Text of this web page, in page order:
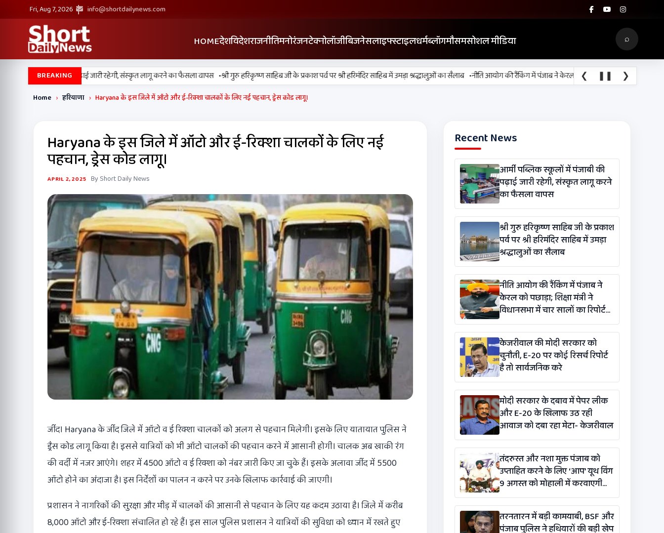
Fri, Aug 7, 2026 info@shortdailynews.com
HOMEदेशविदेशराजनीतिमनोरंजनटेक्नोलॉजीबिजनेसलाइफ्स्टाइलधर्मब्लॉगमौसमसोशल मीडिया ⌕
BREAKING
स्कूलों में पंजाबी की पढ़ाई जारी रहेगी, संस्कृत लागू करने का फैसला वापस •श्री गुरु हरिकृष्ण साहिब जी के प्रकाश पर्व पर श्री हरिमंदिर साहिब में उमड़ा श्रद्धालुओं का सैलाब •नीति आयोग की रैंकिंग में पंजाब ने केरल को पछाड़ा; शिक्षा मंत्री ने विधानसभा में
❮ ❚❚ ❯
Home › हरियाणा › Haryana के इस जिले में ऑटो और ई-रिक्शा चालकों के लिए नई पहचान, ड्रेस कोड लागू।
Haryana के इस जिले में ऑटो और ई-रिक्शा चालकों के लिए नई
पहचान, ड्रेस कोड लागू।
APRIL 2, 2025 By Short Daily News
जींद। Haryana के जींद जिले में ऑटो व ई रिक्शा चालकों को अलग से पहचान मिलेगी। इसके लिए यातायात पुलिस ने
ड्रैस कोड लागू किया है। इससे यात्रियों को भी ऑटो चालकों की पहचान करने में आसानी होगी। चालक अब खाकी रंग
की वर्दी में नजर आएंगे। शहर में 4500 ऑटो व ई रिक्शा को नंबर जारी किए जा चुके हैं। इसके अलावा जींद में 5500
ऑटो होने का अंदाजा है। इस निर्देशों का पालन न करने पर उनके खिलाफ कार्रवाई की जाएगी।
प्रशासन ने नागरिकों की सुरक्षा और भीड़ में चालकों की आसानी से पहचान के लिए यह कदम उठाया है। जिले में करीब
8,000 ऑटो और ई-रिक्शा संचालित हो रहे हैं। इस साल पुलिस प्रशासन ने यात्रियों की सुविधा को ध्यान में रखते हुए
Recent News
आर्मी पब्लिक स्कूलों में पंजाबी की
पढ़ाई जारी रहेगी, संस्कृत लागू करने
का फैसला वापस
श्री गुरु हरिकृष्ण साहिब जी के प्रकाश
पर्व पर श्री हरिमंदिर साहिब में उमड़ा
श्रद्धालुओं का सैलाब
नीति आयोग की रैंकिंग में पंजाब ने
केरल को पछाड़ा; शिक्षा मंत्री ने
विधानसभा में चार सालों का रिपोर्ट
कार्ड पेश किया
केजरीवाल की मोदी सरकार को
चुनौती, E-20 पर कोई रिसर्च रिपोर्ट
है तो सार्वजनिक करे
मोदी सरकार के दबाव में पेपर लीक
और E-20 के खिलाफ उठ रही
आवाज को दबा रहा मेटा- केजरीवाल
तंदरुस्त और नशा मुक्त पंजाब को
उप्ताहित करने के लिए ‘आप’ यूथ विंग
9 अगस्त को मोहाली में करवाएगी
मैराथन
तरनतारन में बड़ी कामयाबी, BSF और
पंजाब पुलिस ने हथियारों की बड़ी खेप